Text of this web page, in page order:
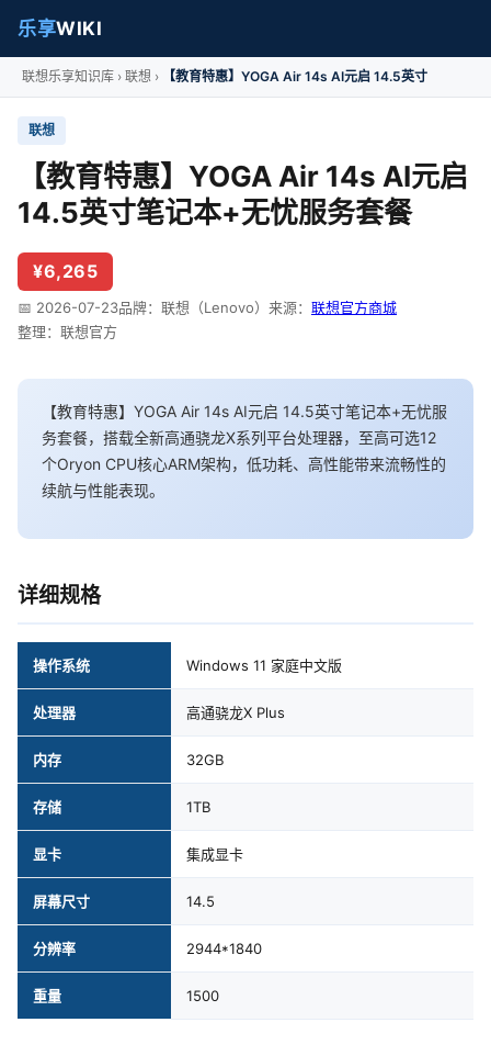
乐享WIKI
联想乐享知识库 联想 【教育特惠】YOGA Air 14s AI元启 14.5英寸
联想
【教育特惠】YOGA Air 14s AI元启
14.5英寸笔记本+无忧服务套餐
¥6,265
📅 2026-07-23品牌：联想（Lenovo） 来源： 联想官方商城
整理：联想官方
【教育特惠】YOGA Air 14s AI元启 14.5英寸笔记本+无忧服
务套餐，搭载全新高通骁龙X系列平台处理器，至高可选12
个Oryon CPU核心ARM架构，低功耗、高性能带来流畅性的
续航与性能表现。
详细规格
操作系统 Windows 11 家庭中文版
处理器 高通骁龙X Plus
内存 32GB
存储 1TB
显卡 集成显卡
屏幕尺寸 14.5
分辨率 2944*1840
重量 1500